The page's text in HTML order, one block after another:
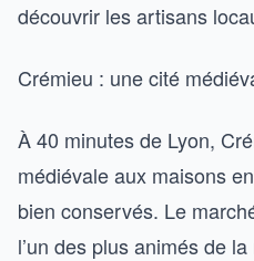
découvrir les artisans
Crémieu : une cité
À 40 minutes de Lyon,
médiévale aux maisons
bien conservés. Le
l’un des plus animés de